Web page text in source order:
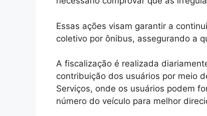
Essas ações visam garantir a
coletivo por ônibus, assegurando a
A fiscalização é realizada
contribuição dos usuários por meio
Serviços, onde os usuários podem
número do veículo para melhor